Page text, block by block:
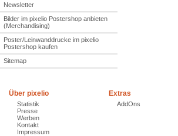
Newsletter
Bilder im pixelio Postershop anbieten
(Merchandising)
Poster/Leinwanddrucke im pixelio
Postershop kaufen
Sitemap
Über pixelio
Statistik
Presse
Werben
Kontakt
Impressum
Extras
AddOns